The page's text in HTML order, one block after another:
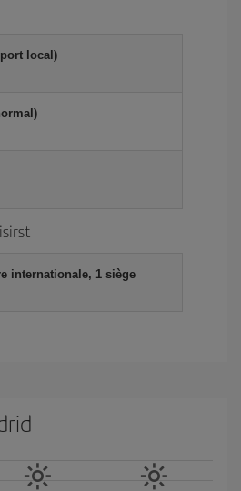
local)
internationale, 1 siège